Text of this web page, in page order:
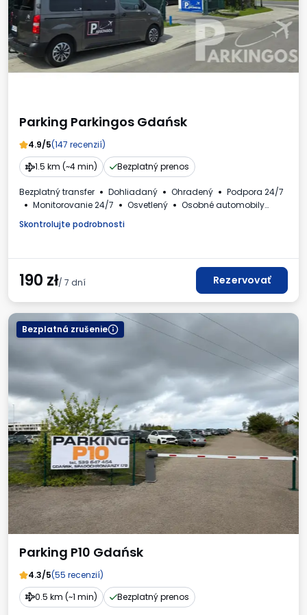
Parking Parkingos Gdańsk
4.9/5(147 recenzií)
1.5 km (~4 min)
Bezplatný prenos
Bezplatný transfer Dohliadaný Ohradený
Podpora 24/7
Monitorovanie 24/7
Osvetlený
Osobné automobily
Skontrolujte podrobnosti
190 zł/ 7 dní Rezervovať
Bezplatná zrušenie
Parking P10 Gdańsk
4.3/5(55 recenzií)
0.5 km (~1 min)
Bezplatný prenos